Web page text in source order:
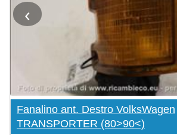
‹
Fanalino ant. Destro VolksWagen
TRANSPORTER (80>90<)